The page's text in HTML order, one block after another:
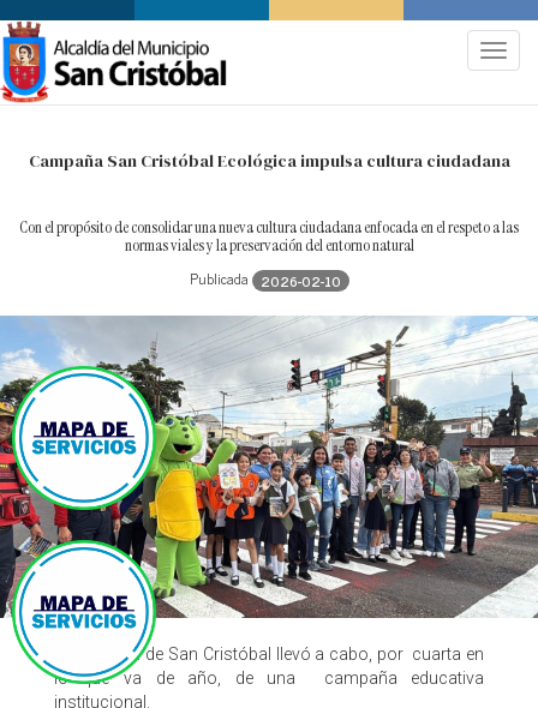
Toggle
Campaña San Cristóbal Ecológica impulsa cultura ciudadana
Con el propósito de consolidar una nueva cultura ciudadana enfocada en el respeto a las
normas viales y la preservación del entorno natural
Publicada 2026-02-10
La Alcaldía de San Cristóbal llevó a cabo, por cuarta en
lo que va de año, de una campaña educativa
institucional.